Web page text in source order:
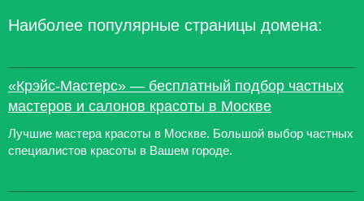
Наиболее популярные страницы домена:
«Крэйс-Мастерс» — бесплатный подбор частных
мастеров и салонов красоты в Москве
Лучшие мастера красоты в Москве. Большой выбор частных
специалистов красоты в Вашем городе.